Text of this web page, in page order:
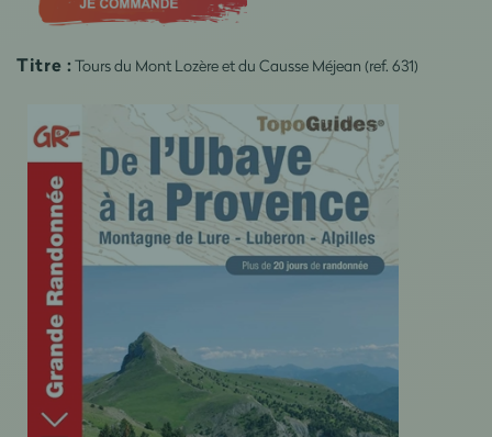
Titre : Tours du Mont Lozère et du Causse Méjean (ref. 631)